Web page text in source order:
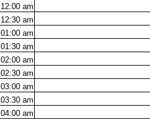
12:00 am
12:30 am
01:00 am
01:30 am
02:00 am
02:30 am
03:00 am
03:30 am
04:00 am